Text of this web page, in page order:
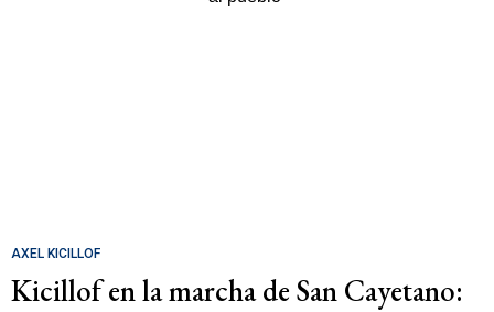
AXEL KICILLOF
Kicillof en la marcha de San Cayetano: